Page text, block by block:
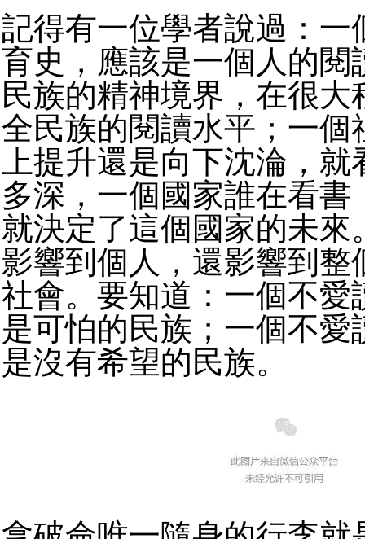
記得有一位學者說過：一
育史，應該是一個人的閱
民族的精神境界，在很大
全民族的閱讀水平；一個
上提升還是向下沈淪，
多深，一個國家誰在看書
就決定了這個國家的未來
影響到個人，還影響到整
社會。要知道：一個不愛
是可怕的民族；一個不愛
是沒有希望的民族。